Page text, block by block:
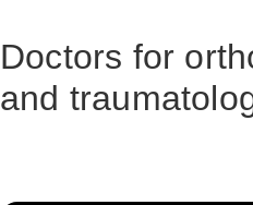
to
content
Doctors for
and